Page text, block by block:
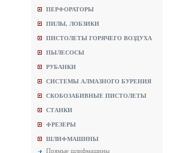
ПЕРФОРАТОРЫ
ПИЛЫ, ЛОБЗИКИ
ПИСТОЛЕТЫ ГОРЯЧЕГО ВОЗДУХА
ПЫЛЕСОСЫ
РУБАНКИ
СИСТЕМЫ АЛМАЗНОГО БУРЕНИЯ
СКОБОЗАБИВНЫЕ ПИСТОЛЕТЫ
СТАНКИ
ФРЕЗЕРЫ
ШЛИФМАШИНЫ
Прямые шлифмашины